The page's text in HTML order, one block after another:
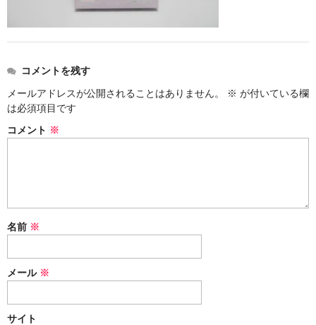
草津産熊笹
キャラクター
ゆもみちゃん
スイーツ
文具
洋菓子
コメントを残す
メールアドレスが公開されることはありません。
※ が付いている欄
は必須項目です
コメント ※
名前 ※
メール ※
サイト